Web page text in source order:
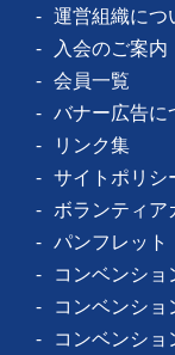
運営組織につ
入会のご案内
会員一覧
バナー広告に
リンク集
サイトポリシ
ボランティア
パンフレット
コンベンショ
コンベンシ
コンベンショ